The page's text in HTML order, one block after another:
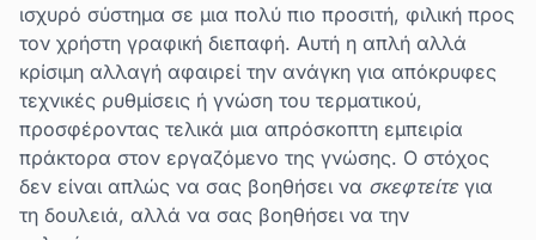
ισχυρό σύστημα σε μια πολύ πιο προσιτή, φιλική προς
τον χρήστη γραφική διεπαφή. Αυτή η απλή αλλά
κρίσιμη αλλαγή αφαιρεί την ανάγκη για απόκρυφες
τεχνικές ρυθμίσεις ή γνώση του τερματικού,
προσφέροντας τελικά μια απρόσκοπτη εμπειρία
πράκτορα στον εργαζόμενο της γνώσης. Ο στόχος
δεν είναι απλώς να σας βοηθήσει να σκεφτείτεγια
τη δουλειά, αλλά να σας βοηθήσει να την